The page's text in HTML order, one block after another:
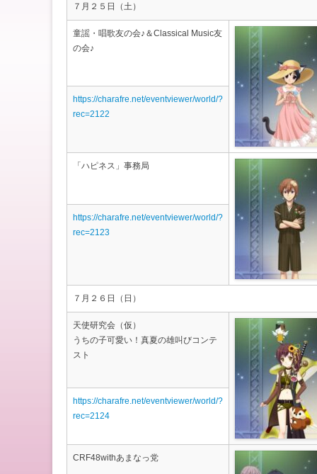
７月２５日（土）
童謡・唱歌友の会♪＆Classical Music友
の会♪
https://charafre.net/eventviewer/world/?
rec=2122
「ハピネス」事務局
https://charafre.net/eventviewer/world/?
rec=2123
７月２６日（日）
天使研究会（仮）
うちの子可愛い！真夏の雄叫びコンテ
スト
https://charafre.net/eventviewer/world/?
rec=2124
CRF48withあまなっ党